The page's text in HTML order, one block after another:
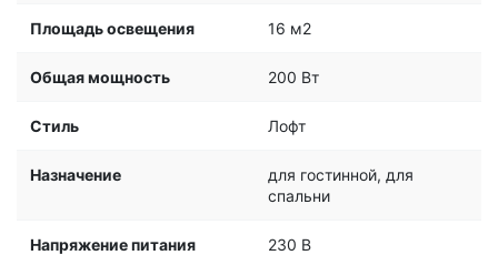
Площадь освещения 16 м2
Общая мощность 200 Вт
Стиль Лофт
Назначение
для гостинной, для
спальни
Напряжение питания 230 В